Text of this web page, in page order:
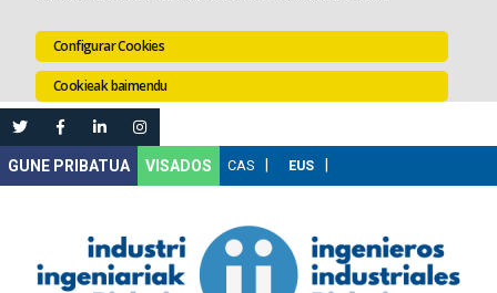
Configurar Cookies
Cookieak baimendu
VISADOS
Lanaren
Leihatila